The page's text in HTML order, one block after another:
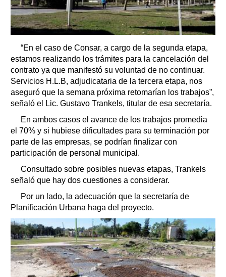
“En el caso de Consar, a cargo de la segunda etapa,
estamos realizando los trámites para la cancelación del
contrato ya que manifestó su voluntad de no continuar.
Servicios H.L.B, adjudicataria de la tercera etapa, nos
aseguró que la semana próxima retomarían los trabajos”,
señaló el Lic. Gustavo Trankels, titular de esa secretaría.
En ambos casos el avance de los trabajos promedia
el 70% y si hubiese dificultades para su terminación por
parte de las empresas, se podrían finalizar con
participación de personal municipal.
Consultado sobre posibles nuevas etapas, Trankels
señaló que hay dos cuestiones a considerar.
Por un lado, la adecuación que la secretaría de
Planificación Urbana haga del proyecto.